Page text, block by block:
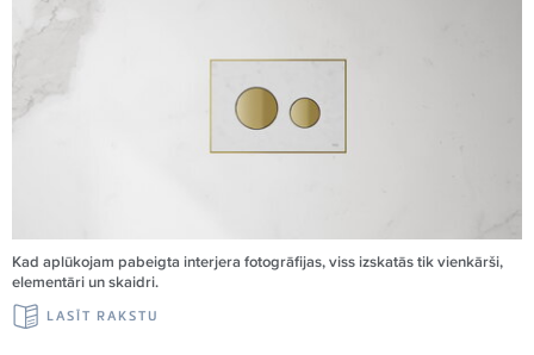
Kad aplūkojam pabeigta interjera fotogrāfijas, viss izskatās tik vienkārši,
elementāri un skaidri.
LASĪT RAKSTU